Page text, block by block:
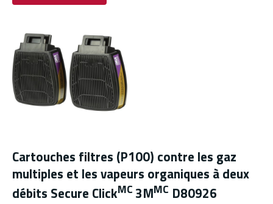
Cartouches filtres (P100) contre les gaz
multiples et les vapeurs organiques à deux
débits Secure ClickMC 3MMC D80926